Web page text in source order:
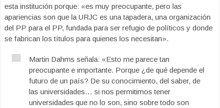
esta institución porque: «es muy preocupante, pero las
apariencias son que la URJC es una tapadera, una organización
del PP para el PP, fundada para ser refugio de políticos y donde
se fabrican los títulos para quienes los necesitan».
Martin Dahms señala: «Esto me parece tan
preocupante e importante. Porque ¿de qué depende el
futuro de un país? De su conocimiento, del saber, de
las universidades… si nos permitimos tener
universidades que no lo son, sino sobre todo son